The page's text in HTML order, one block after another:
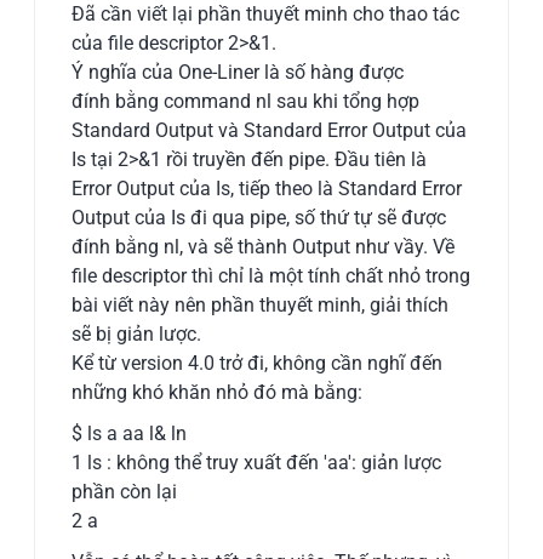
Đã cần viết lại phần thuyết minh cho thao tác
của file descriptor 2>&1.
Ý nghĩa của One-Liner là số hàng được
đính bằng command nl sau khi tổng hợp
Standard Output và Standard Error Output của
Is tại 2>&1 rồi truyền đến pipe. Đầu tiên là
Error Output của Is, tiếp theo là Standard Error
Output của Is đi qua pipe, số thứ tự sẽ được
đính bằng nl, và sẽ thành Output như vầy. Về
file descriptor thì chỉ là một tính chất nhỏ trong
bài viết này nên phần thuyết minh, giải thích
sẽ bị giản lược.
Kể từ version 4.0 trở đi, không cần nghĩ đến
những khó khăn nhỏ đó mà bằng:
$ ls a aa l& ln
1 ls : không thể truy xuất đến 'aa': giản lược
phần còn lại
2 a